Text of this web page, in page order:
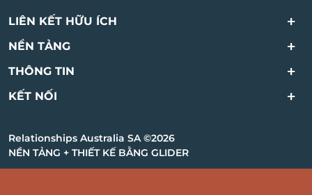
LIÊN KẾT HỮU ÍCH
NỀN TẢNG
THÔNG TIN ​
KẾT NỐI
Relationships Australia SA ©2026
NỀN TẢNG + THIẾT KẾ BẰNG GLIDER